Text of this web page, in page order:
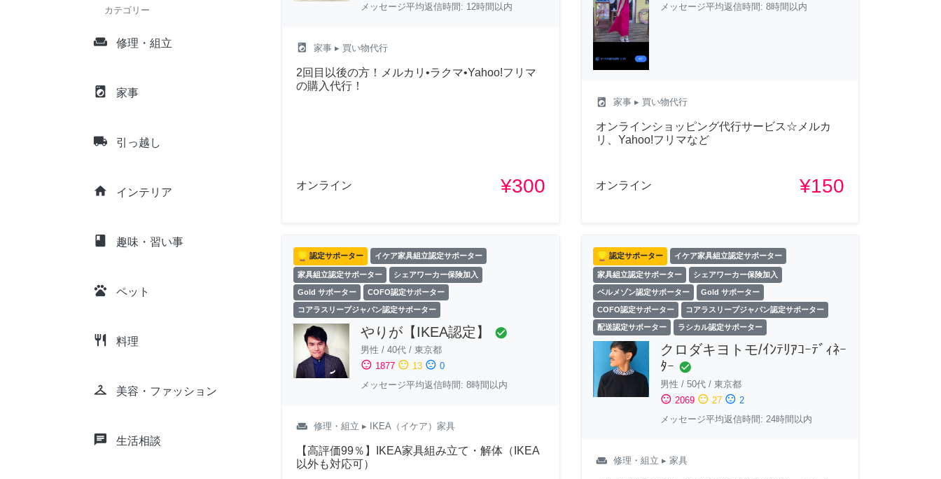
カテゴリー
weekend 修理・組立
local_laundry_service 家事
local_shipping 引っ越し
home インテリア
class 趣味・習い事
pets ペット
restaurant 料理
checkroom 美容・ファッション
chat 生活相談
メッセージ平均返信時間: 12時間以内
local_laundry_service 家事 ▸ 買い物代行
2回目以後の方！メルカリ•ラクマ•Yahoo!フリマ
の購入代行！
オンライン ¥300
メッセージ平均返信時間: 8時間以内
local_laundry_service 家事▸ 買い物代行
オンラインショッピング代行サービス☆メルカ
リ、Yahoo!フリマなど
オンライン ¥150
認定サポーター イケア家具組立認定サポーター
家具組立認定サポーター シェアワーカー保険加入
Gold サポーター COFO認定サポーター
コアラスリープジャパン認定サポーター
やりが【IKEA認定】 check_circle
男性 / 40代 / 東京都
sentiment_satisfied 1877 sentiment_neutral 13 sentiment_dissatisfied 0
メッセージ平均返信時間: 8時間以内
weekend 修理・組立 ▸ IKEA（イケア）家具
【高評価99％】IKEA家具組み立て・解体（IKEA
以外も対応可）
認定サポーター イケア家具組立認定サポーター
家具組立認定サポーター シェアワーカー保険加入
ベルメゾン認定サポーター Gold サポーター
COFO認定サポーター コアラスリープジャパン認定サポーター
配送認定サポーター ラシカル認定サポーター
クロダキヨトモ/ｲﾝﾃﾘｱｺｰﾃﾞｨﾈｰ
ﾀｰ check_circle
男性 / 50代/ 東京都
sentiment_satisfied 2069 sentiment_neutral 27 sentiment_dissatisfied 2
メッセージ平均返信時間: 24時間以内
weekend 修理・組立 ▸ 家具